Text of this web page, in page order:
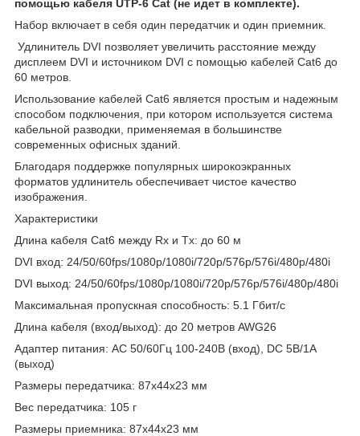
помощью кабеля UTP-6 Cat (не идет в комплекте).
Набор включает в себя один передатчик и один приемник.
Удлинитель DVI позволяет увеличить расстояние между
дисплеем DVI и источником DVI с помощью кабелей Cat6 до
60 метров.
Использование кабелей Cat6 является простым и надежным
способом подключения, при котором используется система
кабельной разводки, применяемая в большинстве
современных офисных зданий.
Благодаря поддержке популярных широкоэкранных
форматов удлинитель обеспечивает чистое качество
изображения.
Характеристики
Длина кабеля Cat6 между Rx и Tx: до 60 м
DVI вход: 24/50/60fps/1080p/1080i/720p/576p/576i/480p/480i
DVI выход: 24/50/60fps/1080p/1080i/720p/576p/576i/480p/480i
Максимальная пропускная способность: 5.1 Гбит/с
Длина кабеля (вход/выход): до 20 метров AWG26
Адаптер питания: AC 50/60Гц 100-240В (вход), DC 5В/1А
(выход)
Размеры передатчика: 87x44x23 мм
Вес передатчика: 105 г
Размеры приемника: 87x44x23 мм